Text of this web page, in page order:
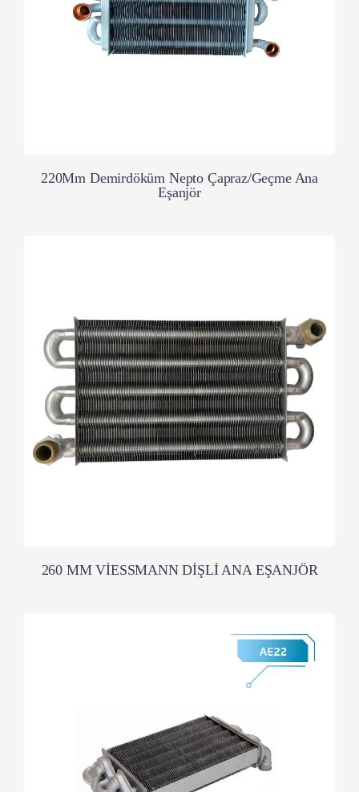
220Mm Demirdöküm Nepto Çapraz/Geçme Ana
Eşanjör
260 MM VİESSMANN DİŞLİ ANA EŞANJÖR